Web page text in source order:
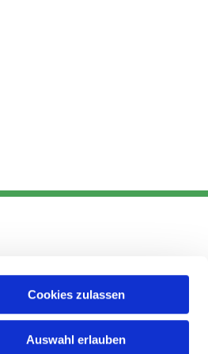
Cookies zulassen
Auswahl erlauben